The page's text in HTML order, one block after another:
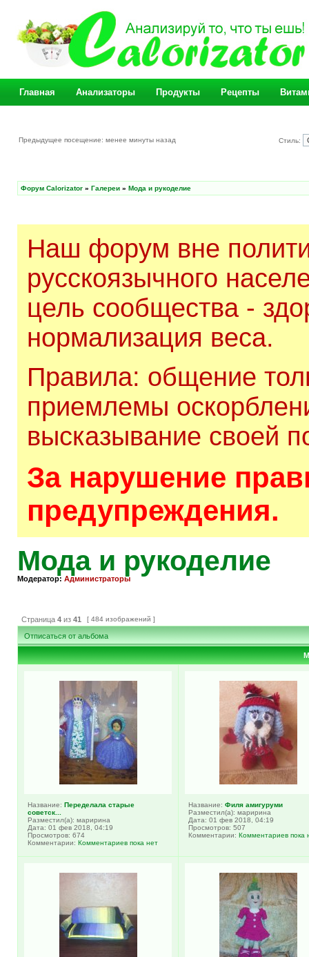
Главная Анализаторы Продукты Рецепты
Предыдущее посещение: менее минуты назад Стиль:
Форум Calorizator » Галереи » Мода и рукоделие
Наш форум вне
русскоязычного
цель сообщества -
нормализация веса.
Правила: общение
приемлемы
высказывание своей
За нарушение
предупреждения.
Мода и рукоделие
Модератор: Администраторы
Страница 4 из 41 [ 484 изображений ]
Отписаться от альбома
Название: Переделала старые
советск...
Разместил(а): маририна
Дата: 01 фев 2018, 04:19
Просмотров: 674
Комментарии: Комментариев пока нет
Название: Филя амигуруми
Разместил(а): маририна
Дата: 01 фев 2018, 04:19
Просмотров: 507
Комментарии: Комментариев пока